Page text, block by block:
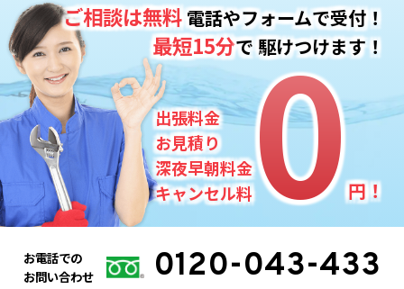
出張料金
お見積り
深夜早朝料金
キャンセル料0
0円！
ご相談は無料電話やフォームで受付！
最短15分で駆けつけます！
お電話での
お問い合わせ
0120-043-433